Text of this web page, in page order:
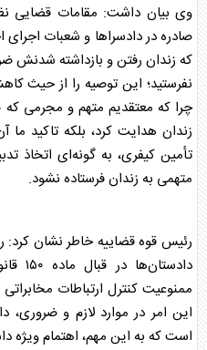
وی بیان داشت: مقامات قضایی
صادره در دادسرا‌ها و شعبات اجرای
که زندان رفتن و بازداشته شدنش
نفرستید؛ این توصیه را از حیث
چرا که معتقدیم متهم و مجرمی که
زندان هدایت کرد، بلکه تاکید
تأمین کیفری، به گونه‌ای اتخاذ
متهمی به زندان فرستاده نشود.
رئیس قوه قضاییهخاطر نشان کرد:
ممنوعیت کنترل ارتباطات
این امر در موارد لازم و
است که به این مهم، اهتمام ویژه